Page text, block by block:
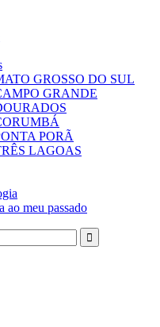
GROSSO DO SUL
GRANDE
PORÃ
LAGOAS
ao meu passado